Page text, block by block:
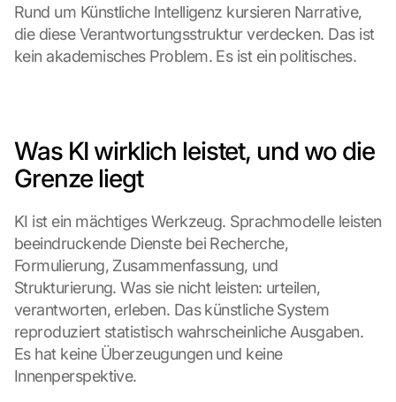
Rund um Künstliche Intelligenz kursieren Narrative,
die diese Verantwortungsstruktur verdecken. Das ist
kein akademisches Problem. Es ist ein politisches.
Was KI wirklich leistet, und wo die
Grenze liegt
KI ist ein mächtiges Werkzeug. Sprachmodelle leisten
beeindruckende Dienste bei Recherche,
Formulierung, Zusammenfassung, und
Strukturierung. Was sie nicht leisten: urteilen,
verantworten, erleben. Das künstliche System
reproduziert statistisch wahrscheinliche Ausgaben.
Es hat keine Überzeugungen und keine
Innenperspektive.